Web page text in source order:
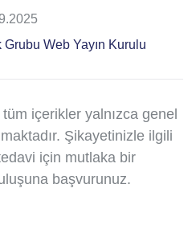
Grubu Web Yayın Kurulu
içerikler yalnızca genel
Şikayetinizle ilgili
için mutlaka bir
başvurunuz.